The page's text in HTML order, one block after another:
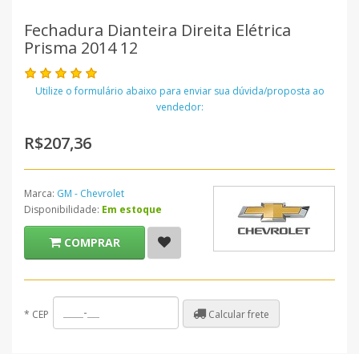
Fechadura Dianteira Direita Elétrica
Prisma 2014 12
Utilize o formulário abaixo para enviar sua dúvida/proposta ao
vendedor:
R$207,36
Marca: GM - Chevrolet
Disponibilidade: Em estoque
COMPRAR
* CEP Calcular frete